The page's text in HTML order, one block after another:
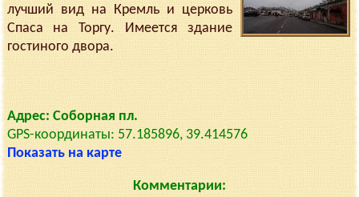
лучший вид на Кремль и церковь
Спаса на Торгу. Имеется здание
гостиного двора.
Адрес: Соборная пл.
GPS-координаты: 57.185896, 39.414576
Показать на карте
Комментарии: